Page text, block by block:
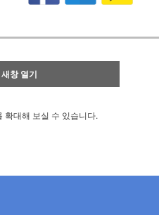
창 열기
확대해 보실 수 있습니다.